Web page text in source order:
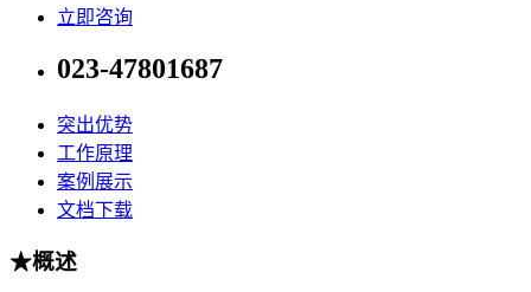
立即咨询
023-47801687
突出优势
工作原理
案例展示
文档下载
★概述